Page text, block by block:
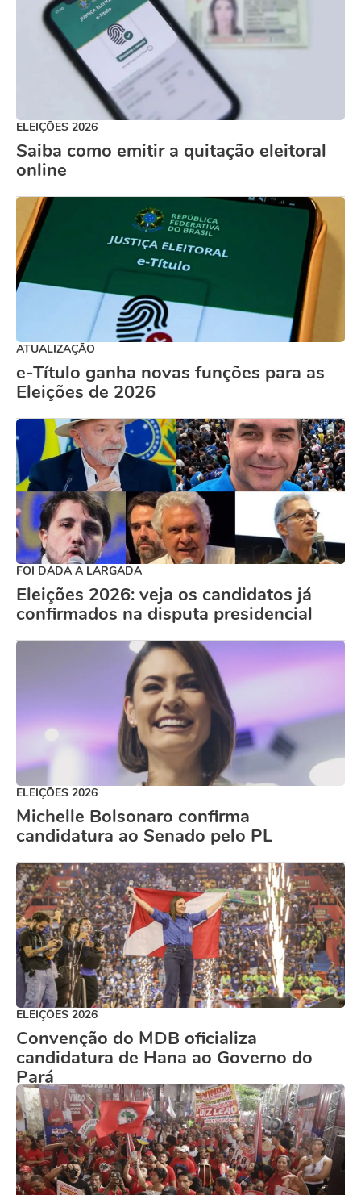
ELEIÇÕES 2026
Saiba como emitir a quitação eleitoral
online
ATUALIZAÇÃO
e-Título ganha novas funções para as
Eleições de 2026
FOI DADA A LARGADA
Eleições 2026: veja os candidatos já
confirmados na disputa presidencial
ELEIÇÕES 2026
Michelle Bolsonaro confirma
candidatura ao Senado pelo PL
ELEIÇÕES 2026
Convenção do MDB oficializa
candidatura de Hana ao Governo do
Pará